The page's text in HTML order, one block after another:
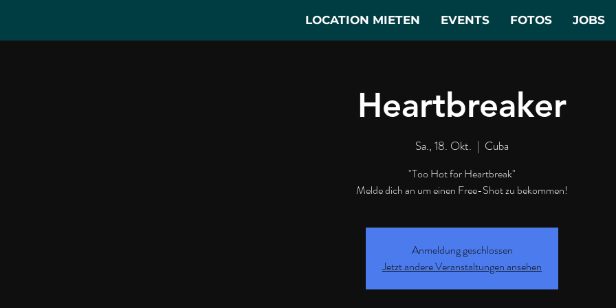
LOCATION MIETEN EVENTS FOTOS JOBS
Heartbreaker
Sa., 18. Okt.
  |
Cuba
"Too Hot for Heartbreak"
Melde dich an um einen Free-Shot zu bekommen!
Anmeldung geschlossen
Jetzt andere Veranstaltungen ansehen